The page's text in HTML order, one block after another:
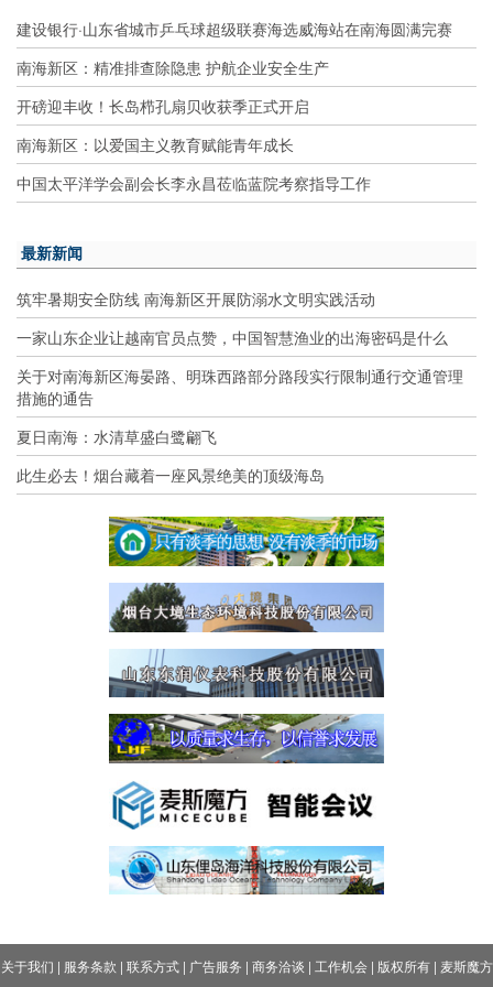
建设银行·山东省城市乒乓球超级联赛海选威海站在南海圆满完赛
南海新区：精准排查除隐患 护航企业安全生产
开磅迎丰收！长岛栉孔扇贝收获季正式开启
南海新区：以爱国主义教育赋能青年成长
中国太平洋学会副会长李永昌莅临蓝院考察指导工作
最新新闻
筑牢暑期安全防线 南海新区开展防溺水文明实践活动
一家山东企业让越南官员点赞，中国智慧渔业的出海密码是什么
关于对南海新区海晏路、明珠西路部分路段实行限制通行交通管理
措施的通告
夏日南海：水清草盛白鹭翩飞
此生必去！烟台藏着一座风景绝美的顶级海岛
关于我们 | 服务条款 | 联系方式| 广告服务 | 商务洽谈 | 工作机会| 版权所有| 麦斯魔方